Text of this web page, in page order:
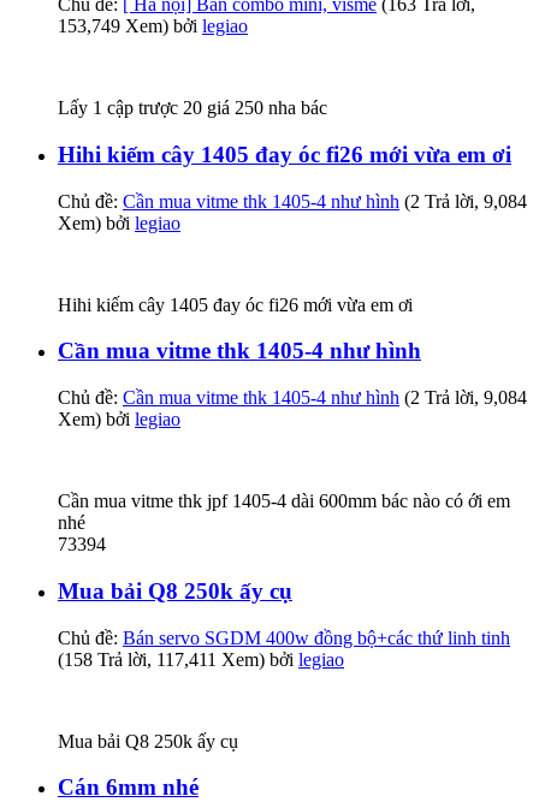
Chủ đề: [ Hà nội] Bán combo mini, visme (163 Trả lời,
153,749 Xem) bởi legiao
Lấy 1 cập trược 20 giá 250 nha bác
Hihi kiếm cây 1405 đay óc fi26 mới vừa em ơi
Chủ đề: Cần mua vitme thk 1405-4 như hình (2 Trả lời, 9,084
Xem) bởi legiao
Hihi kiếm cây 1405 đay óc fi26 mới vừa em ơi
Cần mua vitme thk 1405-4 như hình
Chủ đề: Cần mua vitme thk 1405-4 như hình (2 Trả lời, 9,084
Xem) bởi legiao
Cần mua vitme thk jpf 1405-4 dài 600mm bác nào có ới em
nhé
73394
Mua bải Q8 250k ấy cụ
Chủ đề: Bán servo SGDM 400w đồng bộ+các thứ linh tinh
(158 Trả lời, 117,411 Xem) bởi legiao
Mua bải Q8 250k ấy cụ
Cán 6mm nhé